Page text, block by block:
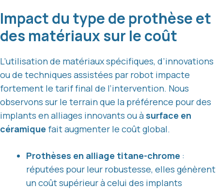
Impact du type de prothèse et
des matériaux sur le coût
L’utilisation de matériaux spécifiques, d’innovations
ou de techniques assistées par robot impacte
fortement le tarif final de l’intervention. Nous
observons sur le terrain que la préférence pour des
implants en alliages innovants ou à surface en
céramique fait augmenter le coût global.
Prothèses en alliage titane-chrome :
réputées pour leur robustesse, elles génèrent
un coût supérieur à celui des implants